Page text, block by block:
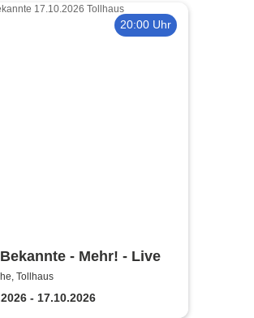
20:00 Uhr
- Mehr! - Live
Tollhaus
- 17.10.2026